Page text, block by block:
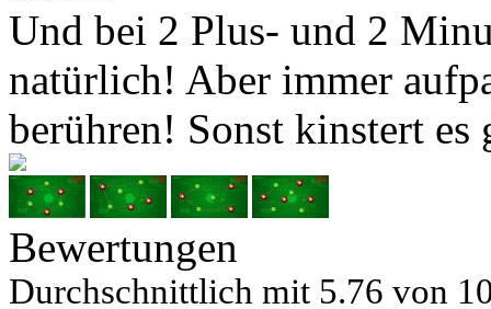
Und bei 2 Plus- und 2
natürlich! Aber immer
berühren! Sonst kinstert es
Bewertungen
Durchschnittlich mit 5.76 von